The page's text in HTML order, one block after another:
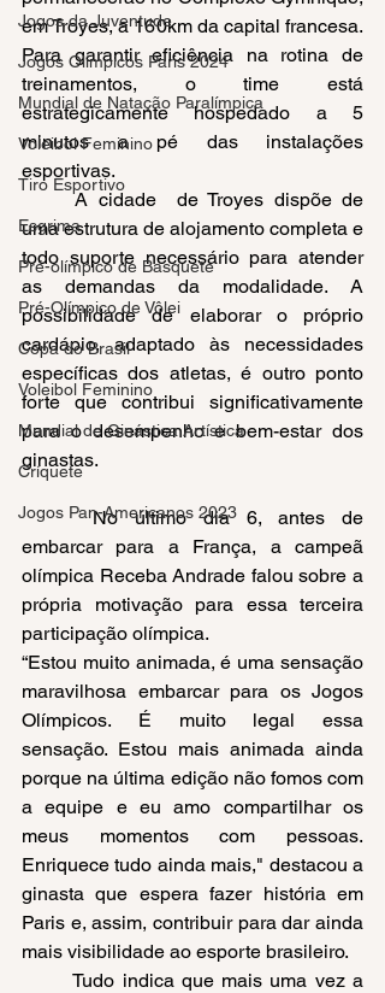
Jogos da Juventude
Jogos Olímpicos Paris 2024
Mundial de Natação Paralímpica
Voleibol Feminino
Tiro Esportivo
Esgrima
Pré-olímpico de Basquete
Pré-Olímpico de Vôlei
Copa do Brasil
Voleibol Feminino
Mundial de Ginástica Artística
Críquete
Jogos Pan-Americanos 2023
em Troyes, a 160km da capital francesa.
Para garantir eficiência na rotina de
treinamentos, o time está
estrategicamente hospedado a 5
minutos a pé das instalações
esportivas.
	A cidade  de Troyes dispõe de
uma estrutura de alojamento completa e
todo suporte necessário para atender
as demandas da modalidade. A
possibilidade de elaborar o próprio
cardápio, adaptado às necessidades
específicas dos atletas, é outro ponto
forte que contribui significativamente
para o desempenho e bem-estar dos
ginastas.
No último dia 6, antes de
embarcar para a França, a campeã
olímpica Receba Andrade falou sobre a
própria motivação para essa terceira
participação olímpica.
“Estou muito animada, é uma sensação
maravilhosa embarcar para os Jogos
Olímpicos. É muito legal essa
sensação. Estou mais animada ainda
porque na última edição não fomos com
a equipe e eu amo compartilhar os
meus momentos com pessoas.
Enriquece tudo ainda mais," destacou a
ginasta que espera fazer história em
Paris e, assim, contribuir para dar ainda
mais visibilidade ao esporte brasileiro.
	Tudo indica que mais uma vez a